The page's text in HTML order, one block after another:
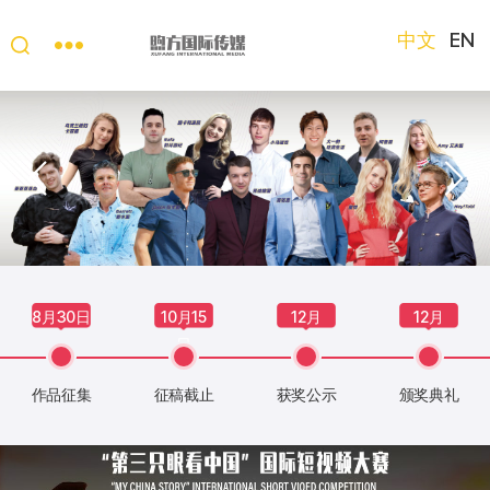
“第
三
只
眼
看
中
国”
国
频
中文 EN
8月30日
作品征集
10月15
日
征稿截止
12月
获奖公示
12月
颁奖典礼